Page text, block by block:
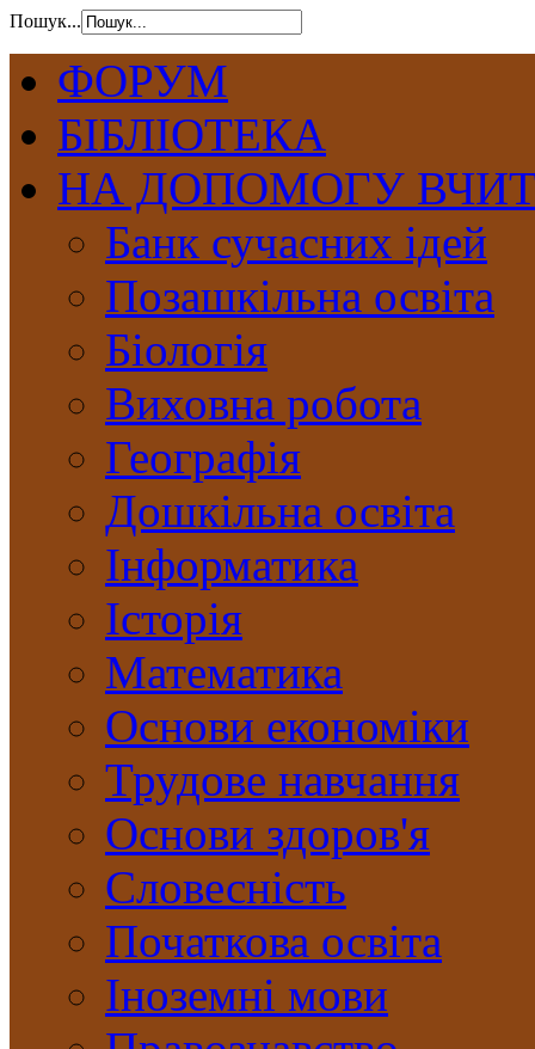
Пошук...
ФОРУМ
БІБЛІОТЕКА
НА ДОПОМОГУ
Банк сучасних ідей
Позашкільна освіта
Біологія
Виховна робота
Географія
Дошкільна освіта
Інформатика
Історія
Математика
Основи економіки
Трудове навчання
Основи здоров'я
Словесність
Початкова освіта
Іноземні мови